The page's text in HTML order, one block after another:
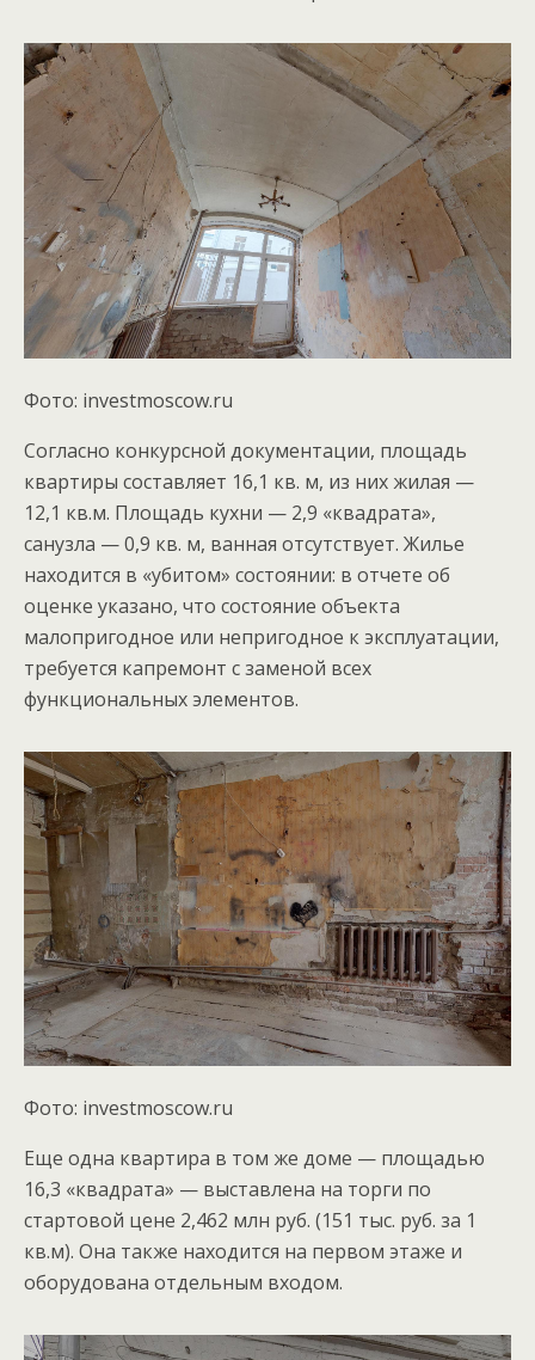
Фото: investmoscow.ru
Согласно конкурсной документации, площадь
квартиры составляет 16,1 кв. м, из них жилая —
12,1 кв.м. Площадь кухни — 2,9 «квадрата»,
санузла — 0,9 кв. м, ванная отсутствует. Жилье
находится в «убитом» состоянии: в отчете об
оценке указано, что состояние объекта
малопригодное или непригодное к эксплуатации,
требуется капремонт с заменой всех
функциональных элементов.
Фото: investmoscow.ru
Еще одна квартира в том же доме — площадью
16,3 «квадрата» — выставлена на торги по
стартовой цене 2,462 млн руб. (151 тыс. руб. за 1
кв.м). Она также находится на первом этаже и
оборудована отдельным входом.